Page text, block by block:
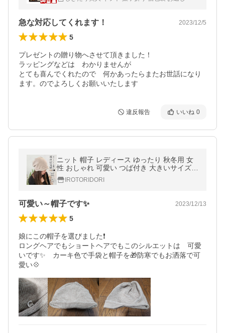
急な対応してくれます！ 2023/12/5
5
プレゼントの贈り物へさせて頂きました！
ラッピングなどは　わかりませんが
とても喜んでくれたので　何かあったらまたお世話になり
ます。のでよろしくお願いいたします
違反報告 いいね 0
ニット 帽子 レディース ゆったり 秋冬用 女
性 おしゃれ 可愛い つば付き 大きいサイズ
キャスケット HAT ハット 秋 冬 小顔効果 防
寒対策に
IROTORIDORI
可愛い～帽子です✨ 2023/12/13
5
娘にこの帽子を選びました❗
ロングヘアでもショートヘアでもこのシルエットは　可愛
いです✨　カーキ色で手袋と帽子を🎁防寒でもお洒落で可
愛い💠